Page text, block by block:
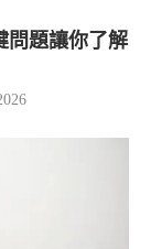
問題讓你了解